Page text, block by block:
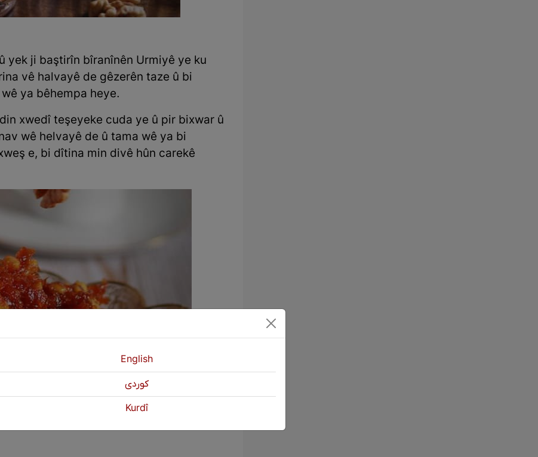
yek ji baştirîn bîranînên Urmiyê ye ku
vê halvayê de gêzerên taze û bi
ya bêhempa heye.
xwedî teşeyeke cuda ye û pir bixwar û
wê helvayê de û tama wê ya bi
e, bi dîtina min divê hûn carekê
English
كوردی
Kurdî